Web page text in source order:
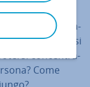
di aiuto: si
le cui ca­
questo modo si
con­cen­tra­
Come